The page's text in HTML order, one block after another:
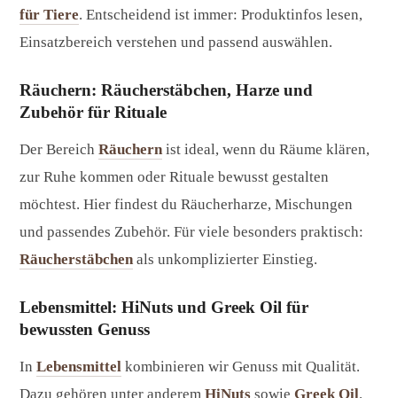
für Tiere. Entscheidend ist immer: Produktinfos lesen,
Einsatzbereich verstehen und passend auswählen.
Räuchern: Räucherstäbchen, Harze und
Zubehör für Rituale
Der Bereich Räuchern ist ideal, wenn du Räume klären,
zur Ruhe kommen oder Rituale bewusst gestalten
möchtest. Hier findest du Räucherharze, Mischungen
und passendes Zubehör. Für viele besonders praktisch:
Räucherstäbchen als unkomplizierter Einstieg.
Lebensmittel: HiNuts und Greek Oil für
bewussten Genuss
In Lebensmittel kombinieren wir Genuss mit Qualität.
Dazu gehören unter anderem HiNuts sowie Greek Oil .